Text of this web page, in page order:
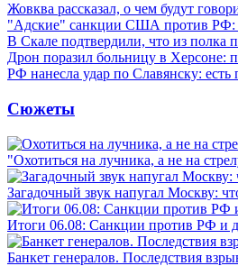
Жовква рассказал, о чем будут
"Адские" санкции США против РФ:
В Скале подтвердили, что из полка
Дрон поразил больницу в Херсоне:
РФ нанесла удар по Славянску:
Сюжеты
"Охотиться на лучника, а не на
Загадочный звук напугал Москву:
Итоги 06.08: Санкции против РФ и
Банкет генералов. Последствия